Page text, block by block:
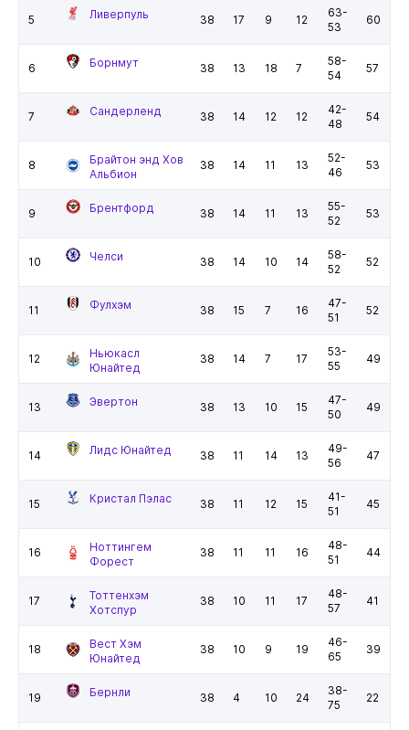
5 Ливерпуль 38 17 9 12
63-
53
60
6 Борнмут 38 13 18 7
58-
54
57
7 Сандерленд 38 14 12 12
42-
48
54
8
Брайтон энд Хов
Альбион
38 14 11 13
52-
46
53
9 Брентфорд 38 14 11 13
55-
52
53
10 Челси 38 14 10 14
58-
52
52
11 Фулхэм 38 15 7 16
47-
51
52
12
Ньюкасл
Юнайтед
38 14 7 17
53-
55
49
13 Эвертон 38 13 10 15
47-
50
49
14 Лидс Юнайтед 38 11 14 13
49-
56
47
15 Кристал Пэлас 38 11 12 15
41-
51
45
16
Ноттингем
Форест
38 11 11 16
48-
51
44
17
Тоттенхэм
Хотспур
38 10 11 17
48-
57
41
18
Вест Хэм
Юнайтед
38 10 9 19
46-
65
39
19 Бернли 38 4 10 24
38-
75
22